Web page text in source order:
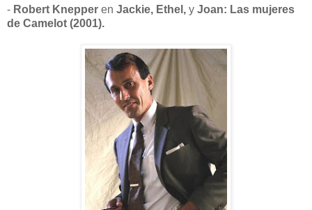
- Robert Knepper en Jackie, Ethel, y Joan: Las mujeres
de Camelot (2001).